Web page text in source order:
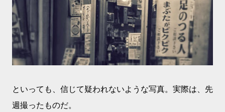
といっても、信じて疑われないような写真。実際は、先
週撮ったものだ。